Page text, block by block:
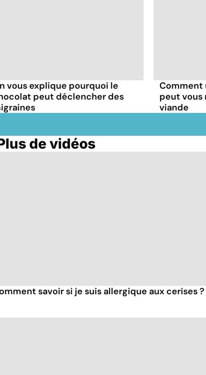
vous explique pourquoi le
peut déclencher des
Comment
peut vous
viande
de vidéos
savoir si je suis allergique aux cerises ?